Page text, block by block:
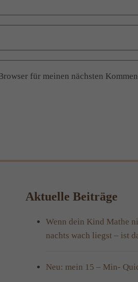
für meinen nächsten
Aktuelle Beiträge
Wenn dein Kind Mathe
nachts wach liegst – ist
Neu: mein 15 – Min-